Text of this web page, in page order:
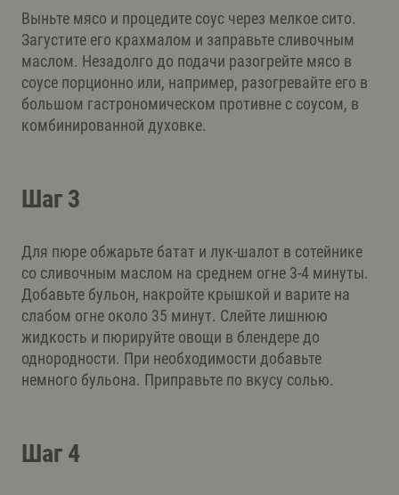
Выньте мясо и процедите соус через мелкое сито.
Загустите его крахмалом и заправьте сливочным
маслом. Незадолго до подачи разогрейте мясо в
соусе порционно или, например, разогревайте его в
большом гастрономическом противне с соусом, в
комбинированной духовке.
Шаг 3
Для пюре обжарьте батат и лук-шалот в сотейнике
со сливочным маслом на среднем огне 3-4 минуты.
Добавьте бульон, накройте крышкой и варите на
слабом огне около 35 минут. Слейте лишнюю
жидкость и пюрируйте овощи в блендере до
однородности. При необходимости добавьте
немного бульона. Приправьте по вкусу солью.
Шаг 4